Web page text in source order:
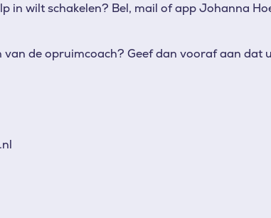
in wilt schakelen? Bel, mail of app Johanna
van de opruimcoach? Geef dan vooraf aan dat